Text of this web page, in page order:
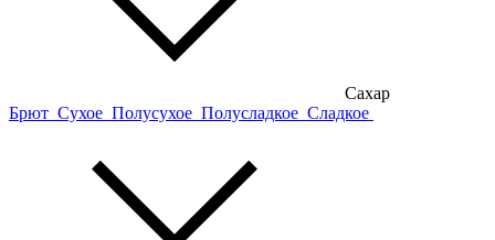
Сахар
Брют Сухое Полусухое Полусладкое Сладкое